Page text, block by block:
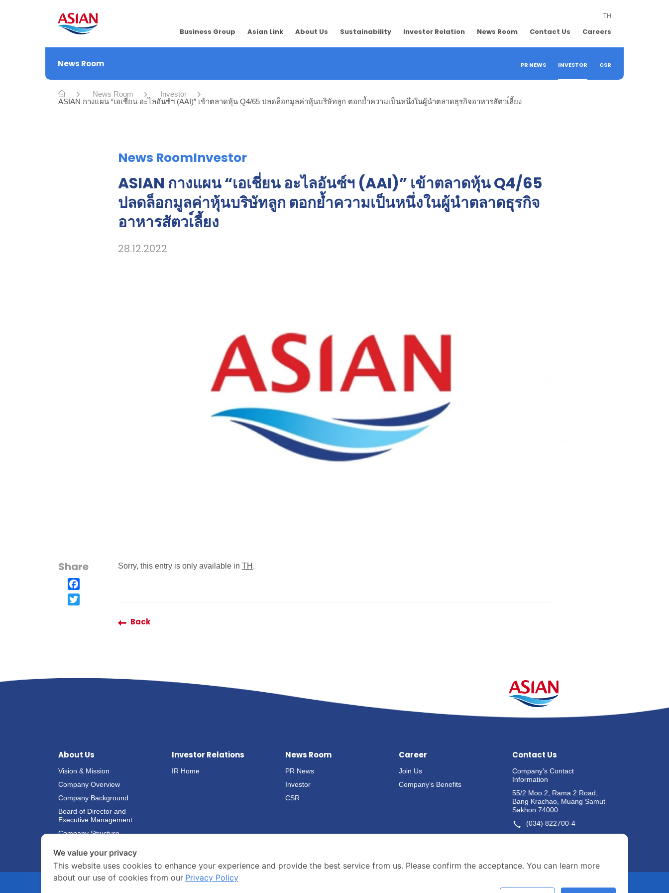
TH
Business Group Asian Link About Us Sustainability Investor Relation News Room Contact Us Careers
News Room PR NEWS INVESTOR CSR
News Room
Investor
ASIAN กางแผน “เอเชี่ยน อะไลอันซ์ฯ (AAI)” เข้าตลาดหุ้น Q4/65 ปลดล็อกมูลค่าหุ้นบริษัทลูก ตอกย้ำความเป็นหนึ่งในผู้นำตลาดธุรกิจอาหารสัตวเ์ลี้ยง
News RoomInvestor
ASIAN กางแผน “เอเชี่ยน อะไลอันซ์ฯ (AAI)” เข้าตลาดหุ้น Q4/65
ปลดล็อกมูลค่าหุ้นบริษัทลูก ตอกย้ำความเป็นหนึ่งในผู้นำตลาดธุรกิจ
อาหารสัตวเ์ลี้ยง
28.12.2022
Share Sorry, this entry is only available in TH .
Back
About Us
Vision & Mission
Company Overview
Company Background
Board of Director and
Executive Management
Company Structure
Investor Relations
IR Home
News Room
PR News
Investor
CSR
Career
Join Us
Company’s Benefits
Contact Us
Company's Contact
Information
55/2 Moo 2, Rama 2 Road,
Bang Krachao, Muang Samut
Sakhon 74000
(034) 822700-4
We value your privacy
This website uses cookies to enhance your experience and provide the best service from us. Please confirm the acceptance. You can learn more
about our use of cookies from our Privacy Policy